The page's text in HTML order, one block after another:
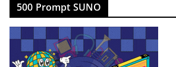
500 Prompt SUNO